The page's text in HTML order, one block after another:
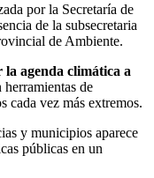
por la Secretaría de
de la subsecretaria
de Ambiente.
la agenda climática a
herramientas de
cada vez más extremos.
y municipios aparece
públicas en un